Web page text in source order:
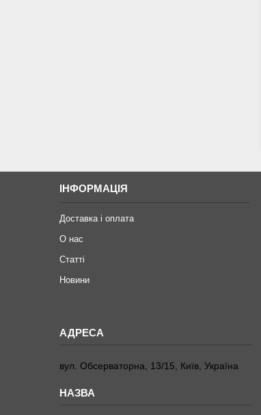
ІНФОРМАЦІЯ
Доставка і оплата
О нас
Статті
Новини
вул. Обсерваторна, 13/15, Київ, Україна